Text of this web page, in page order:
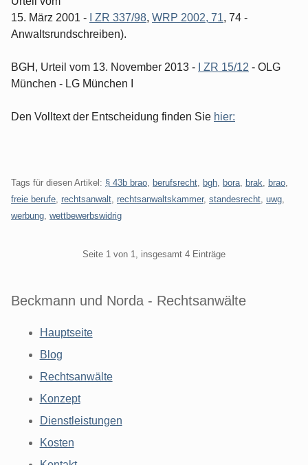
15. März 2001 -
I ZR 337/98, WRP 2002, 71, 74 -
Anwaltsrundschreiben).
BGH, Urteil vom 13. November 2013 - I ZR 15/12 - OLG
München - LG München I
Den Volltext der Entscheidung finden Sie hier:
Tags für diesen Artikel: § 43b brao berufsrecht bgh bora brak brao
freie berufe rechtsanwalt rechtsanwaltskammer, standesrecht uwg
werbung wettbewerbswidrig
Seite 1 von 1, insgesamt 4 Einträge
Beckmann und Norda - Rechtsanwälte
Hauptseite
Blog
Rechtsanwälte
Konzept
Dienstleistungen
Kosten